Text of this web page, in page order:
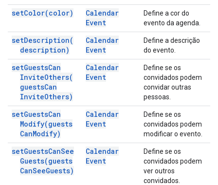
setColor(color)
Calendar
Event
Define a cor do
evento da agenda.
setDescription(
description)
Calendar
Event
Define a descrição
do evento.
setGuestsCan
InviteOthers(
guestsCan
InviteOthers)
Calendar
Event
Define se os
convidados podem
convidar outras
pessoas.
setGuestsCan
Modify(guests
CanModify)
Calendar
Event
Define se os
convidados podem
modificar o evento.
setGuestsCanSee
Guests(guests
CanSeeGuests)
Calendar
Event
Define se os
convidados podem
ver outros
convidados.